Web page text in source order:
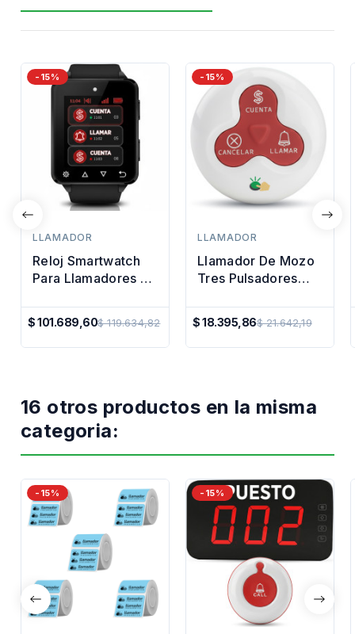
-15%
LLAMADOR
Reloj Smartwatch
Para Llamadores De
$ 101.689,60
Precio
Regular
$ 119.634,82
-15%
LLAMADOR
Llamador De Mozo
Tres Pulsadores
Camarero
$ 18.395,86
Precio
Regular
$ 21.642,19
16 otros productos en la misma
categoria:
-15% -15%